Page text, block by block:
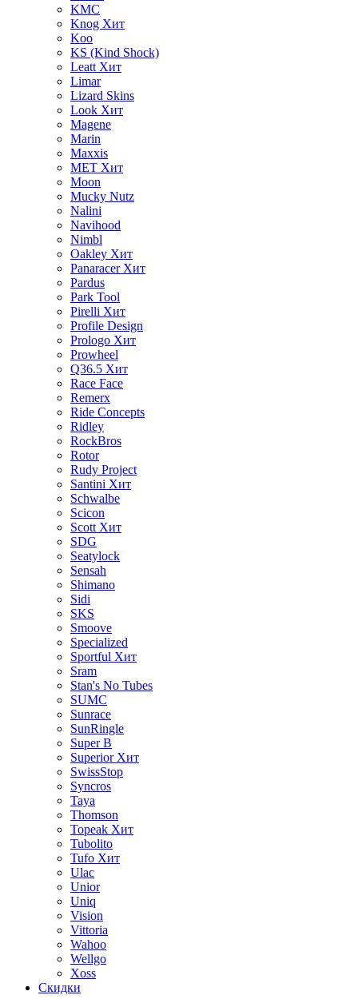
KMC
Knog Хит
Koo
KS (Kind Shock)
Leatt Хит
Limar
Lizard Skins
Look Хит
Magene
Marin
Maxxis
MET Хит
Moon
Mucky Nutz
Nalini
Navihood
Nimbl
Oakley Хит
Panaracer Хит
Pardus
Park Tool
Pirelli Хит
Profile Design
Prologo Хит
Prowheel
Q36.5 Хит
Race Face
Remerx
Ride Concepts
Ridley
RockBros
Rotor
Rudy Project
Santini Хит
Schwalbe
Scicon
Scott Хит
SDG
Seatylock
Sensah
Shimano
Sidi
SKS
Smoove
Specialized
Sportful Хит
Sram
Stan's No Tubes
SUMC
Sunrace
SunRingle
Super B
Superior Хит
SwissStop
Syncros
Taya
Thomson
Topeak Хит
Tubolito
Tufo Хит
Ulac
Unior
Uniq
Vision
Vittoria
Wahoo
Wellgo
Xoss
Скидки